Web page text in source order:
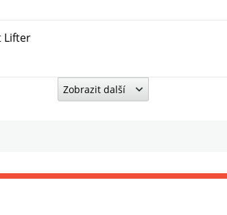
Lifter
Quest Deluxe
Zobrazit další